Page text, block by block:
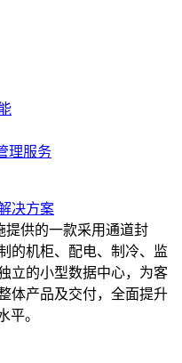
理服务
决方案
提供的一款采用通道封
的机柜、配电、制冷、监
立的小型数据中心，为客
体产品及交付，全面提升
平。